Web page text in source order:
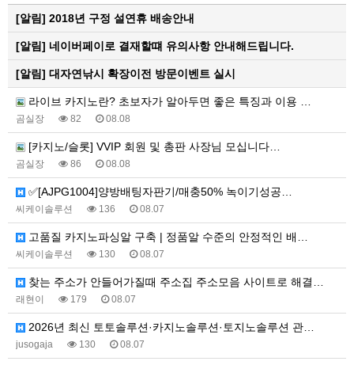
[알림] 2018년 구정 설연휴 배송안내
[알림] 네이버페이로 결재할떄 유의사항 안내해드립니다.
[알림] 대자연낚시 확장이전 방문이벤트 실시
라이브 카지노란? 초보자가 알아두면 좋은 특징과 이용 …
곰실장 82 08.08
[카지노/슬롯] VVIP 회원 및 총판 사장님 모십니다…
곰실장 86 08.08
✅[AJPG1004]양방배팅자판기/매충50% 녹이기성공…
씨케이솔루션 136 08.07
고품질 카지노파싱알 구축 | 정품알 수준의 안정적인 배…
씨케이솔루션 130 08.07
찾는 주소가 안들어가질때 주소집 주소모음 사이트로 해결…
래현이 179 08.07
2026년 최신 토토솔루션·카지노솔루션·토지노솔루션 관…
jusogaja 130 08.07